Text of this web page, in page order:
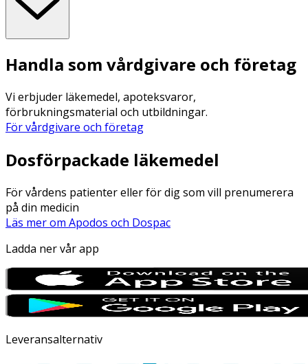
Handla som vårdgivare och företag
Vi erbjuder läkemedel, apoteksvaror,
förbrukningsmaterial och utbildningar.
För vårdgivare och företag
Dosförpackade läkemedel
För vårdens patienter eller för dig som vill prenumerera
på din medicin
Läs mer om Apodos och Dospac
Ladda ner vår app
Leveransalternativ